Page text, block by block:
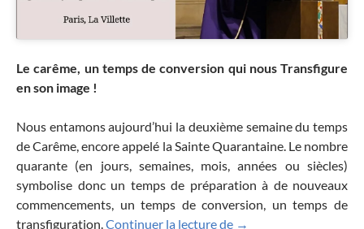
Le carême, un temps de conversion qui nous Transfigure
en son image !
Nous entamons aujourd’hui la deuxième semaine du temps
de Carême, encore appelé la Sainte Quarantaine. Le nombre
quarante (en jours, semaines, mois, années ou siècles)
symbolise donc un temps de préparation à de nouveaux
commencements, un temps de conversion, un temps de
transfiguration.Continuer la lecture de Le carême, un temps
→